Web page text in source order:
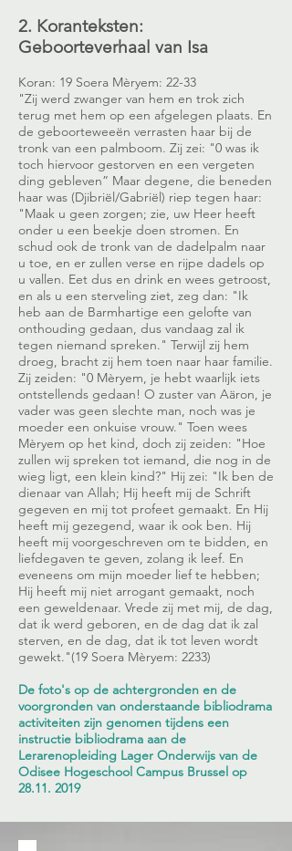
2. Koranteksten:
Geboorteverhaal van Isa
Koran: 19 Soera Mèryem: 22-33
"Zij werd zwanger van hem en trok zich
terug met hem op een afgelegen plaats. En
de geboorteweeën verrasten haar bij de
tronk van een palmboom. Zij zei: "0 was ik
toch hiervoor gestorven en een vergeten
ding gebleven” Maar degene, die beneden
haar was (Djibriël/Gabriël) riep tegen haar:
"Maak u geen zorgen; zie, uw Heer heeft
onder u een beekje doen stromen. En
schud ook de tronk van de dadelpalm naar
u toe, en er zullen verse en rijpe dadels op
u vallen. Eet dus en drink en wees getroost,
en als u een sterveling ziet, zeg dan: "Ik
heb aan de Barmhartige een gelofte van
onthouding gedaan, dus vandaag zal ik
tegen niemand spreken." Terwijl zij hem
droeg, bracht zij hem toen naar haar familie.
Zij zeiden: "0 Mèryem, je hebt waarlijk iets
ontstellends gedaan! O zuster van Aäron, je
vader was geen slechte man, noch was je
moeder een onkuise vrouw." Toen wees
Mèryem op het kind, doch zij zeiden: "Hoe
zullen wij spreken tot iemand, die nog in de
wieg ligt, een klein kind?" Hij zei: "Ik ben de
dienaar van Allah; Hij heeft mij de Schrift
gegeven en mij tot profeet gemaakt. En Hij
heeft mij gezegend, waar ik ook ben. Hij
heeft mij voorgeschreven om te bidden, en
liefdegaven te geven, zolang ik leef. En
eveneens om mijn moeder lief te hebben;
Hij heeft mij niet arrogant gemaakt, noch
een geweldenaar. Vrede zij met mij, de dag,
dat ik werd geboren, en de dag dat ik zal
sterven, en de dag, dat ik tot leven wordt
gewekt."(19 Soera Mèryem: 2233)
De foto's op de achtergronden en de
voorgronden van onderstaande bibliodrama
activiteiten zijn genomen tijdens een
instructie bibliodrama aan de
Lerarenopleiding Lager Onderwijs van de
Odisee Hogeschool Campus Brussel op
28.11. 2019